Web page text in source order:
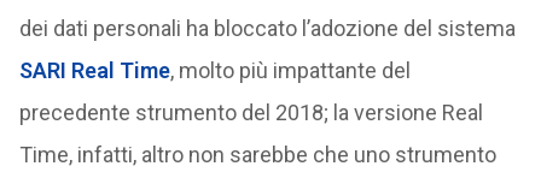
dei dati personali ha bloccato l’adozione del sistema
SARI Real Time, molto più impattante del
precedente strumento del 2018; la versione Real
Time, infatti, altro non sarebbe che uno strumento